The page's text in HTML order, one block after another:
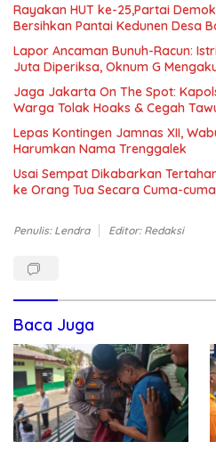
Rayakan HUT ke-25,Partai
Bersihkan Pantai Kedunen Desa
Lapor Ancaman Bunuh-Racun:
Juta Diperiksa, Oknum G
Jaga Jakarta On The Spot:
Warga Tolak Hoaks & Cegah
Lepas Kontingen Jamnas XII,
Harumkan Nama Trenggalek
Usai Sempat Dikabarkan
ke Orang Tua Secara Cuma-cuma
Penulis: Lendra Editor: Redaksi
Baca Juga